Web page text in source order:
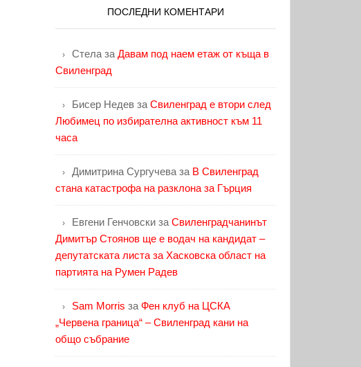
ПОСЛЕДНИ КОМЕНТАРИ
Стела за Давам под наем етаж от къща в
Свиленград
Бисер Недев за Свиленград е втори след
Любимец по избирателна активност към 11
часа
Димитрина Сургучева за В Свиленград
стана катастрофа на разклона за Гърция
Евгени Генчовски за Свиленградчанинът
Димитър Стоянов ще е водач на кандидат –
депутатската листа за Хасковска област на
партията на Румен Радев
Sam Morris за Фен клуб на ЦСКА
„Червена граница“ – Свиленград кани на
общо събрание